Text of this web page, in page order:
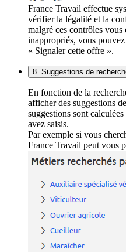
France Travail effectue
vérifier la légalité et la
malgré ces contrôles vous
inappropriés, vous
« Signaler cette offre ».
8. Suggestions de
En fonction de la
afficher des suggestions
suggestions sont
avez saisis.
Par exemple si vous
France Travail peut vous